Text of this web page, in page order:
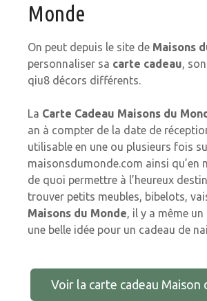
Monde
On peut depuis le site de Maisons
personnaliser sa carte cadeau,
qiu8 décors différents.
La Carte Cadeau Maisons du
an à compter de la date de
utilisable en une ou plusieurs fois
maisonsdumonde.com ainsi qu’en
de quoi permettre à l’heureux
trouver petits meubles, bibelots,
Maisons du Monde, il y a même
une belle idée pour un cadeau de
Voir la carte cadeau Maison